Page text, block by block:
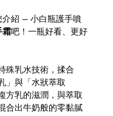
紹 — 小白瓶護手噴
霜吧！一瓶好看、更好
殊乳水技術，揉合
」與「水狀萃取
方乳的滋潤，與萃取
合出牛奶般的零黏膩